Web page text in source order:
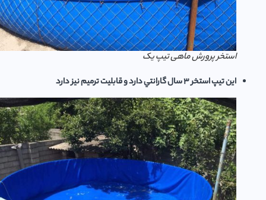
استخر پرورش ماهی تیپ یک
اين تيپ استخر ٣ سال گارانتي دارد و قابليت ترميم نيز دارد